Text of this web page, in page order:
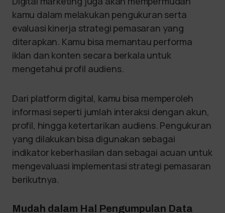
kamu dalam melakukan pengukuran serta
evaluasi kinerja strategi pemasaran yang
diterapkan. Kamu bisa memantau performa
iklan dan konten secara berkala untuk
mengetahui profil audiens.
Dari platform digital, kamu bisa memperoleh
informasi seperti jumlah interaksi dengan akun,
profil, hingga ketertarikan audiens. Pengukuran
yang dilakukan bisa digunakan sebagai
indikator keberhasilan dan sebagai acuan untuk
mengevaluasi implementasi strategi pemasaran
berikutnya.
Mudah dalam Hal Pengumpulan Data